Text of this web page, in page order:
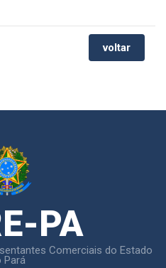
voltar
PA
Comerciais do Estado
Pará